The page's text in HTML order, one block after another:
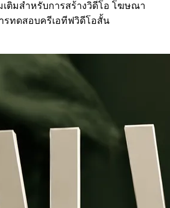
เติมสำหรับการสร้างวิดีโอ โฆษณา
รทดสอบครีเอทีฟวิดีโอสั้น